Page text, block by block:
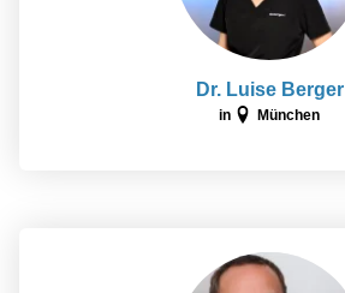
Dr. Luise Berger
in München